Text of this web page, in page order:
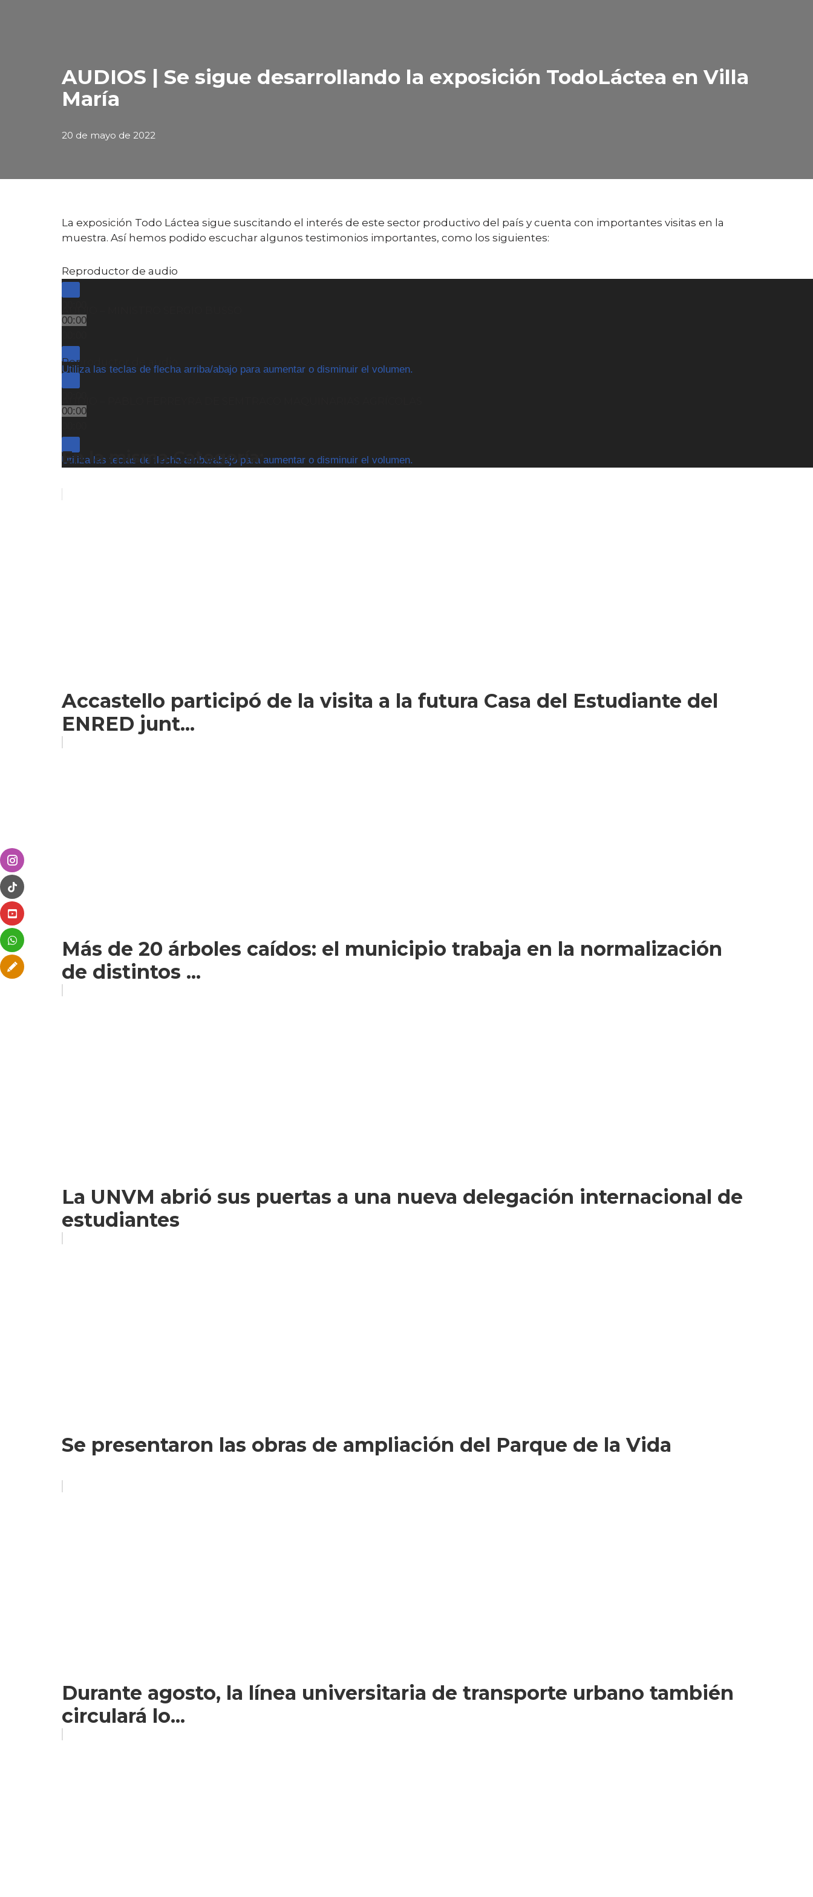
AUDIOS | Se sigue desarrollando la exposición TodoLáctea en Villa
María
20 de mayo de 2022
La exposición Todo Láctea sigue suscitando el interés de este sector productivo del país y cuenta con importantes visitas en la
muestra. Así hemos podido escuchar algunos testimonios importantes, como los siguientes:
Reproductor de audio
00:00
Utiliza las teclas de flecha arriba/abajo para aumentar o disminuir el volumen.
Reproductor de audio
00:00
Utiliza las teclas de flecha arriba/abajo para aumentar o disminuir el volumen.
En la misma Categoría:
Accastello participó de la visita a la futura Casa del Estudiante del
ENRED junt...
Más de 20 árboles caídos: el municipio trabaja en la normalización
de distintos ...
La UNVM abrió sus puertas a una nueva delegación internacional de
estudiantes
Se presentaron las obras de ampliación del Parque de la Vida
Durante agosto, la línea universitaria de transporte urbano también
circulará lo...